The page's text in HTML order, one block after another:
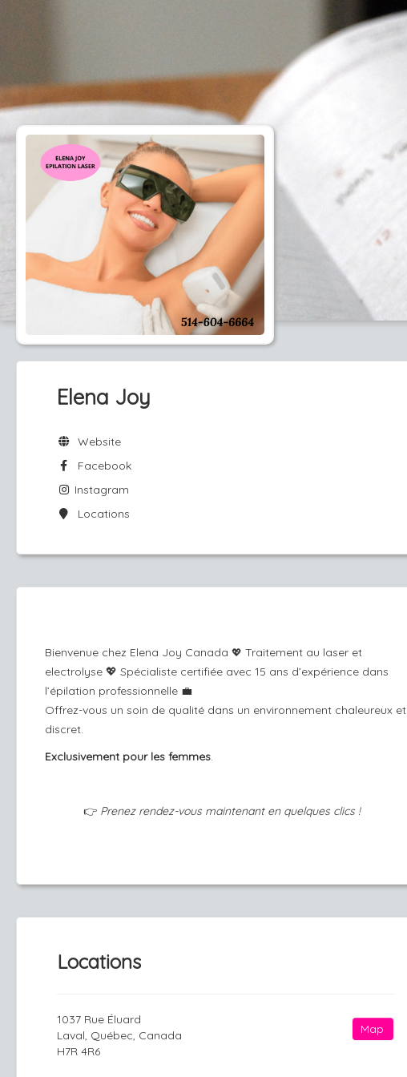
Elena Joy
Website
Facebook
Instagram
Locations
Bienvenue chez Elena Joy Canada 💖 Traitement au laser et
electrolyse 💖 Spécialiste certifiée avec 15 ans d’expérience dans
l’épilation professionnelle 💼
Offrez-vous un soin de qualité dans un environnement chaleureux et
discret.
Exclusivement pour les femmes.
👉 Prenez rendez-vous maintenant en quelques clics !
Locations
1037 Rue Éluard
Laval, Québec, Canada
H7R 4R6
Map